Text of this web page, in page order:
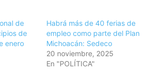
de
de
enero
Habrá más de 40 ferias de
empleo como parte del Plan
Michoacán: Sedeco
20 noviembre, 2025
En "POLÍTICA"